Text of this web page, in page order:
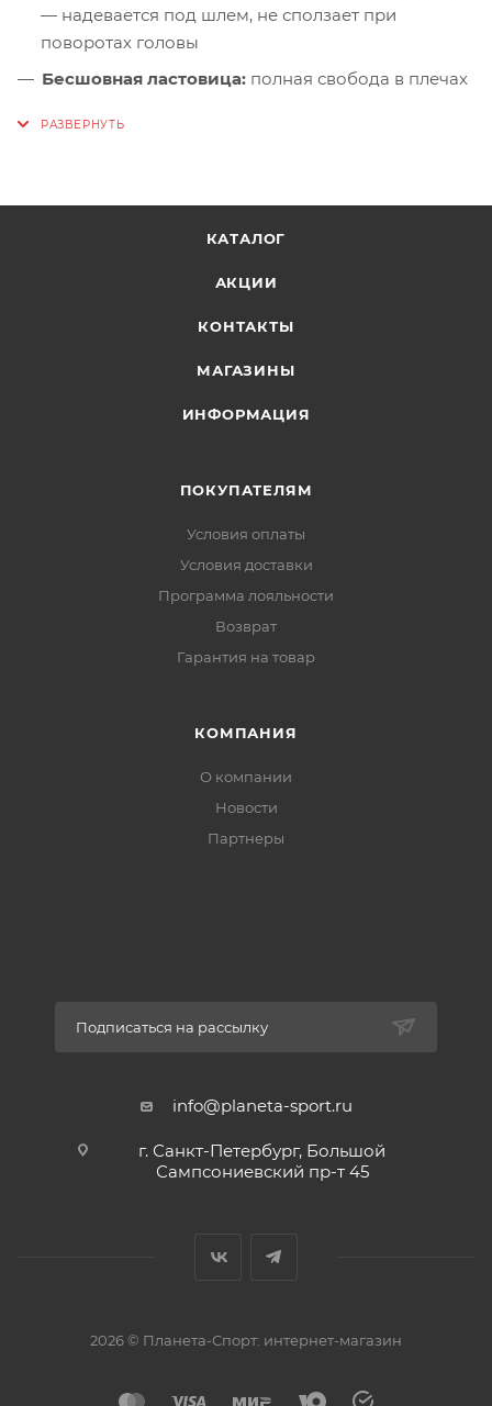
— надевается под шлем, не сползает при
поворотах головы
Бесшовная ластовица: полная свобода в плечах
Карманы на молниях YKK:
герметичное прилегание без лишних застёжек
Утеплённая ветрозащитная подпланка:
КАТАЛОГ
АКЦИИ
КОНТАКТЫ
МАГАЗИНЫ
ИНФОРМАЦИЯ
ПОКУПАТЕЛЯМ
Условия оплаты
Условия доставки
Программа лояльности
Возврат
Гарантия на товар
КОМПАНИЯ
О компании
Новости
Партнеры
Подписаться на рассылку
info@planeta-sport.ru
г. Санкт-Петербург, Большой
Сампсониевский пр-т 45
2026 © Планета-Спорт: интернет-магазин